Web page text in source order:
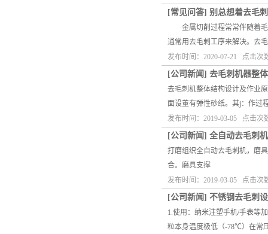
[常见问答] 别总想着去毛
金属切削过程常常伴随着毛
通常用去毛刺工序来解决。去
发布时间：2020-07-21 点击次
[公司新闻] 去毛刺机器整
去毛刺机整体结构设计及作业
面设董有弹性砂纸。其j：作过
发布时间：2019-03-05 点击次
[公司新闻] 全自动去毛刺
打磨组织全自动去毛刺机，磨
合。磨具支撑
发布时间：2019-03-05 点击次
[公司新闻] 不锈钢去毛刺
1.使用：纳米注塑手机/手表等
粒本身温度极低（-78℃）在常